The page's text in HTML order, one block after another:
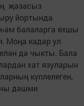
җәзасыз
йортында
балаларга яхшы
Моңа кадәр ул
дә чыкты. Бала
хат язуларын
күплелеген,
дәшми